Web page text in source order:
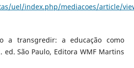
uel/index.php/mediacoes/article/
a transgredir: a educação como
São Paulo, Editora WMF Martins